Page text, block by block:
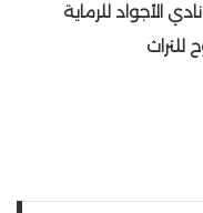
الأجواد للرماية